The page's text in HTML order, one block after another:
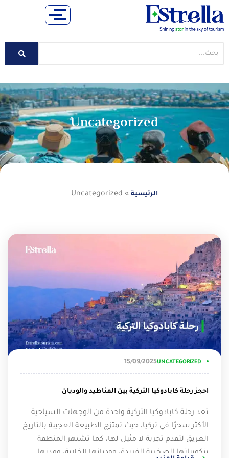
Uncategorized
الرئيسية »
Uncategorized
UNCATEGORIZED
15/09/2025
احجز رحلة كابادوكيا التركية بين المناطيد والوديان
تعد رحلة كابادوكيا التركية واحدة من الوجهات السياحية
الأكثر سحرًا في تركيا، حيث تمتزج الطبيعة العجيبة بالتاريخ
العريق لتقدم تجربة لا مثيل لها، كما تشتهر المنطقة
بتكويناتها الصخرية الفريدة، ووديانها الخلابة، ومدنها